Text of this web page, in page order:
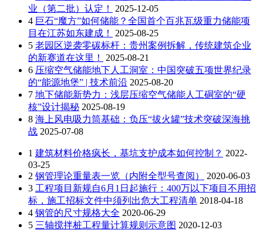
业（第二批）认定！
2025-12-05
4 巨石“魔方”如何储能？全国首个百兆瓦级重力储能项
目在江苏如东建成！
2025-08-25
5 老园区逆袭零碳标杆：贵州案例拆解，传统建筑企业
的新赛道在这里！
2025-08-21
6 压缩空气储能地下人工洞室：中国突破五项世界纪录
的“能源地堡” | 技术前沿 2025-08-20
7 地下储能新势力：浅层压缩空气储能人工硐室的“硬
核”设计揭秘 2025-08-19
8 海上风电吸力筒基础：负压“拔火罐”技术突破深海挑
战 2025-07-08
1 建筑材料价格疯长，基坑支护成本如何控制？ 2022-
03-25
2 钢管理论重量表一览（内附全型号查阅）
2020-06-03
3 工程项目新规自6月1日起施行：400万以下项目不用招
标，施工招标文件中须列出危大工程清单 2018-04-18
4 钢管的尺寸规格大全 2020-06-29
5 三轴搅拌桩工程量计算规则示意图 2020-12-03